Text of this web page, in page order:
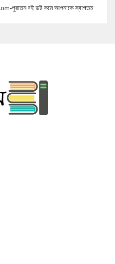
পুরাতন বই ডট কমে আপনাকে স্বাগতম